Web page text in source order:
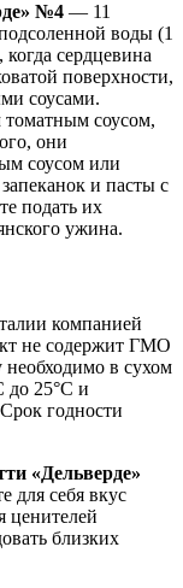
№4 — 11
воды (1
сердцевина
поверхности,
соусами.
томатным соусом,
они
соусом или
и пасты с
подать их
ужина.
компанией
не содержит ГМО
необходимо в сухом
до 25°C и
годности
«Дельверде»
для себя вкус
ценителей
близких